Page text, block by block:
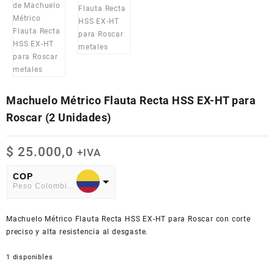
Machuelo Métrico Flauta Recta HSS EX-HT para
Roscar (2 Unidades)
$ 25.000,0 +IVA
COP
American Dollar
Machuelo Métrico Flauta Recta HSS EX-HT para Roscar con corte
preciso y alta resistencia al desgaste.
1 disponibles